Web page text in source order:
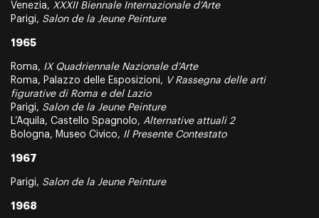
Venezia, XXXII Biennale Internazionale d’Arte
Parigi, Salon de la Jeune Peinture
1965
Roma, IX Quadriennale Nazionale d’Arte
Roma, Palazzo delle Esposizioni, V Rassegna delle arti
figurative di Roma e del Lazio
Parigi, Salon de la Jeune Peinture
L’Aquila, Castello Spagnolo, Alternative attuali 2
Bologna, Museo Civico, Il Presente Contestato
1967
Parigi, Salon de la Jeune Peinture
1968